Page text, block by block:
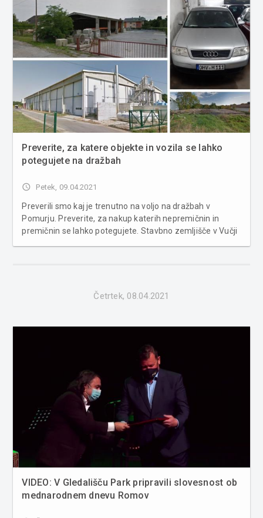
Preverite, za katere objekte in vozila se lahko
potegujete na dražbah
access_time Petek, 09.04.2021
Preverili smo kaj je trenutno na voljo na dražbah v
Pomurju. Preverite, za nakup katerih nepremičnin in
premičnin se lahko potegujete. Stavbno zemljišče v Vučji
Četrtek, 08.04.2021
VIDEO: V Gledališču Park pripravili slovesnost ob
mednarodnem dnevu Romov